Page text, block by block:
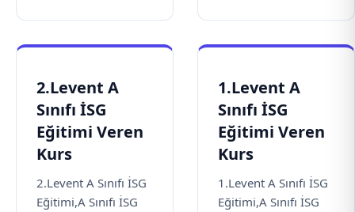
2.Levent A
Sınıfı İSG
Eğitimi Veren
Kurs
2.Levent A Sınıfı İSG
Eğitimi,A Sınıfı İSG
1.Levent A
Sınıfı İSG
Eğitimi Veren
Kurs
1.Levent A Sınıfı İSG
Eğitimi,A Sınıfı İSG